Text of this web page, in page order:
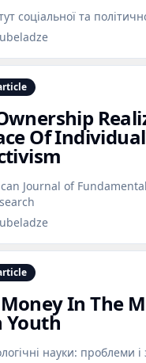
соціальної та
Of
Journal of
In The
Youth
науки: проблеми і